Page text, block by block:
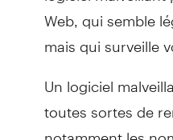
Web, qui semble
mais qui surveille
Un logiciel
toutes sortes de
notamment les